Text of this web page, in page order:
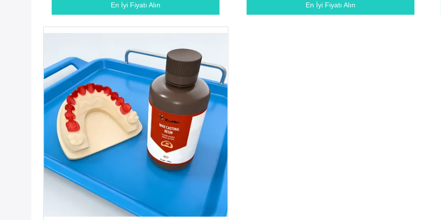
En İyi Fiyatı Alın En İyi Fiyatı Alın